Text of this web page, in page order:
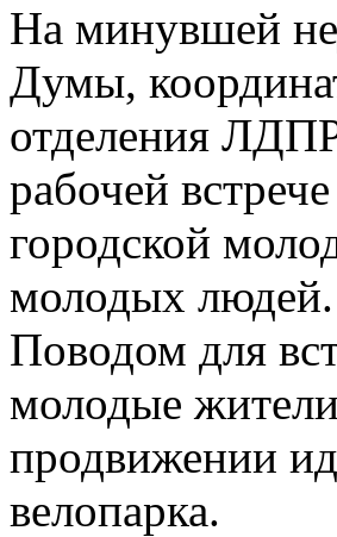
На минувшей
Думы,
отделения
рабочей
городской
молодых людей.
Поводом для
молодые
продвижении
велопарка.